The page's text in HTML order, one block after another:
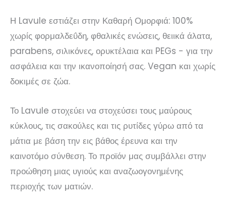
Η Lavule εστιάζει στην Καθαρή Ομορφιά: 100%
χωρίς φορμαλδεΰδη, φθαλικές ενώσεις, θειικά άλατα,
parabens, σιλικόνες, ορυκτέλαια και PEGs - για την
ασφάλεια και την ικανοποίησή σας. Vegan και χωρίς
δοκιμές σε ζώα.
Το Lavule στοχεύει να στοχεύσει τους μαύρους
κύκλους, τις σακούλες και τις ρυτίδες γύρω από τα
μάτια με βάση την εις βάθος έρευνα και την
καινοτόμο σύνθεση. Το προϊόν μας συμβάλλει στην
προώθηση μιας υγιούς και αναζωογονημένης
περιοχής των ματιών.